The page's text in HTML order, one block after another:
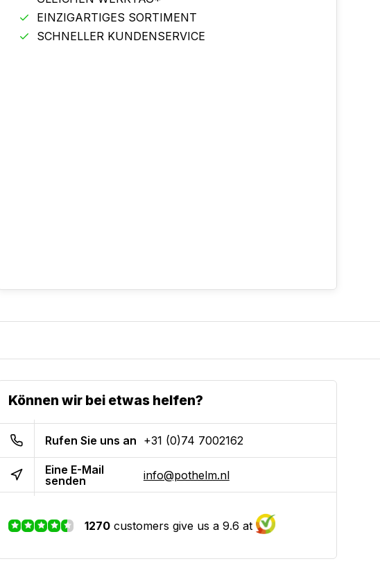
EINZIGARTIGES SORTIMENT
SCHNELLER KUNDENSERVICE
Können wir bei etwas helfen?
Rufen Sie uns an +31 (0)74 7002162
Eine E-Mail
senden
info@pothelm.nl
1270 customers give us a 9.6 at